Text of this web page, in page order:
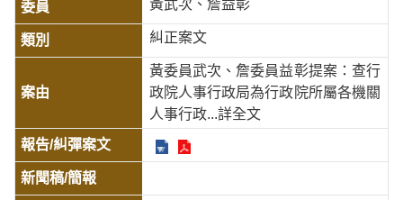
黃武次、詹益彰
糾正案文
黃委員武次、詹委員益彰提案：查行
政院人事行政局為行政院所屬各機關
人事行政...詳全文